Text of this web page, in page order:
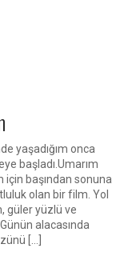
yaşadığım onca
başladı.Umarım
başından sonuna
olan bir film. Yol
güler yüzlü ve
alacasında
[…]